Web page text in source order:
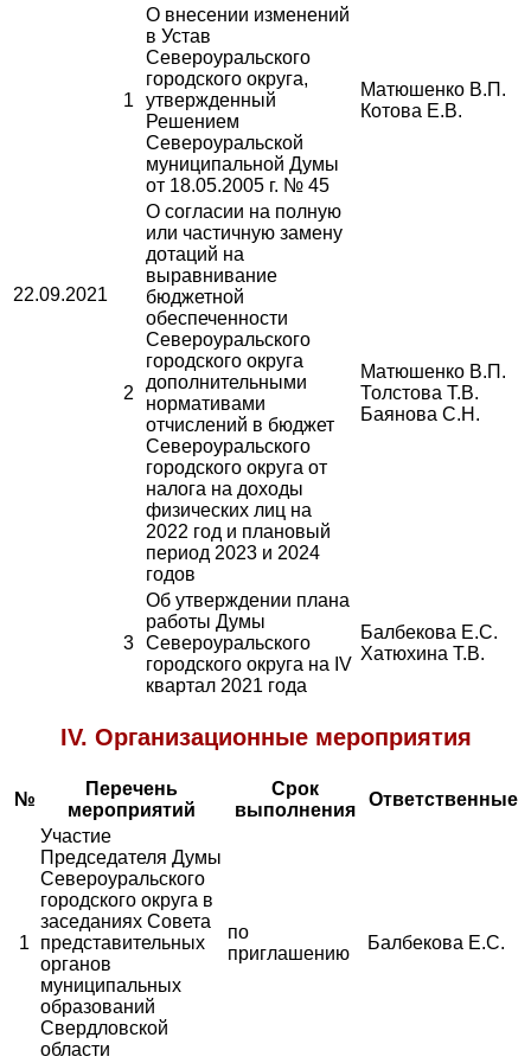
22.09.2021
1
О внесении изменений
в Устав
Североуральского
городского округа,
утвержденный
Решением
Североуральской
муниципальной Думы
от 18.05.2005 г. № 45
Матюшенко В.П.
Котова Е.В.
2
О согласии на полную
или частичную замену
дотаций на
выравнивание
бюджетной
обеспеченности
Североуральского
городского округа
дополнительными
нормативами
отчислений в бюджет
Североуральского
городского округа от
налога на доходы
физических лиц на
2022 год и плановый
период 2023 и 2024
годов
Матюшенко В.П.
Толстова Т.В.
Баянова С.Н.
3
Об утверждении плана
работы Думы
Североуральского
городского округа на IV
квартал 2021 года
Балбекова Е.С.
Хатюхина Т.В.
IV. Организационные мероприятия
№
Перечень
мероприятий
Срок
выполнения
Ответственные
1
Участие
Председателя Думы
Североуральского
городского округа в
заседаниях Совета
представительных
органов
муниципальных
образований
Свердловской
области
по
приглашению
Балбекова Е.С.